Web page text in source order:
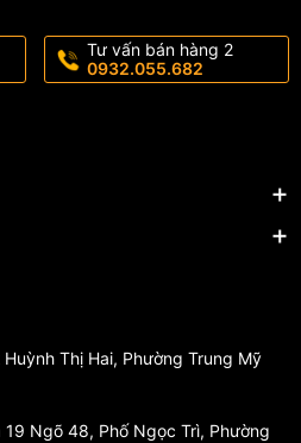
lết, mũi khoan, đầu lục
DIY.
toàn quốc
Tư vấn bán hàng 2
0932.055.682
Huỳnh Thị Hai, Phường Trung Mỹ
19 Ngõ 48, Phố Ngọc Trì, Phường